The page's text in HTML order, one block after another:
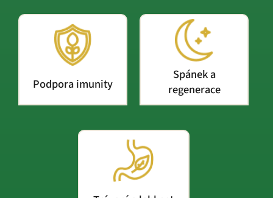
Podpora imunity
Spánek a
regenerace